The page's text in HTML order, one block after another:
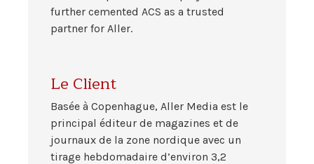
further cemented ACS as a trusted
partner for Aller.
Le Client
Basée à Copenhague, Aller Media est le
principal éditeur de magazines et de
journaux de la zone nordique avec un
tirage hebdomadaire d’environ 3,2